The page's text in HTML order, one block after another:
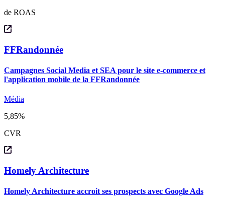
de ROAS
FFRandonnée
Campagnes Social Media et SEA pour le site e-commerce et
l'application mobile de la FFRandonnée
Média
5,85%
CVR
Homely Architecture
Homely Architecture accroit ses prospects avec Google Ads